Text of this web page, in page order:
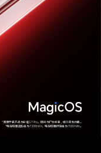
*画面示意产品为荣耀GT Pro。图片为广告创意，请以实物为准。
*电池容量典型值为 7200mAh，电池容量额定值为 7030mAh。